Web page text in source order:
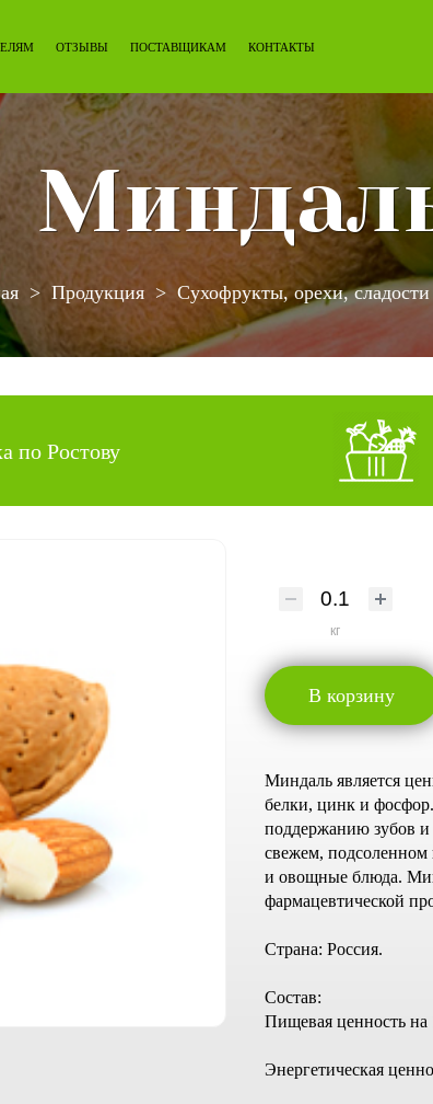
ОТЗЫВЫ ПОСТАВЩИКАМ КОНТАКТЫ
Продукция Сухофрукты, орехи, сладости
по Ростову
кг
В корзину
Миндаль является
белки, цинк и
поддержанию зубов
свежем, подсоленном
и овощные блюда.
фармацевтической
Страна: Россия.
Состав:
Пищевая ценность на
Энергетическая